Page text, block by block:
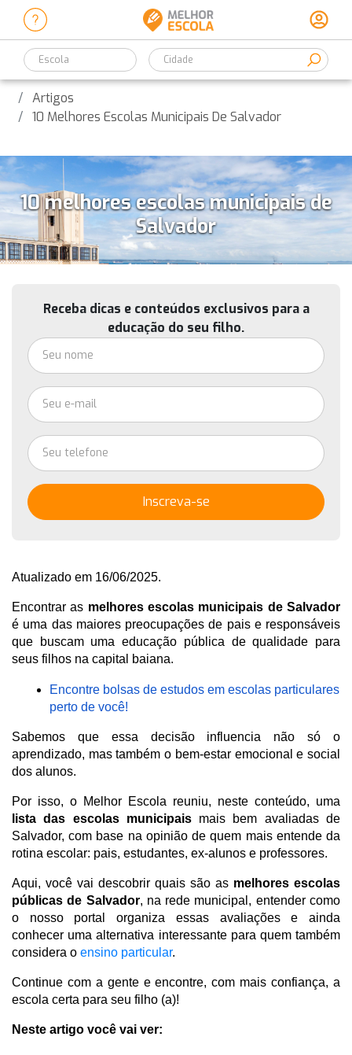
Escola
Artigos
10 Melhores Escolas Municipais De Salvador
10 melhores escolas municipais de
Salvador
Receba dicas e conteúdos exclusivos para a
educação do seu filho.
Inscreva-se
Atualizado em 16/06/2025.
Encontrar as melhores escolas municipais de Salvador
é uma das maiores preocupações de pais e responsáveis
que buscam uma educação pública de qualidade para
seus filhos na capital baiana.
Encontre bolsas de estudos em escolas particulares
perto de você!
Sabemos que essa decisão influencia não só o
aprendizado, mas também o bem-estar emocional e social
dos alunos.
lista das escolas municipais mais bem avaliadas de
Salvador, com base na opinião de quem mais entende da
rotina escolar: pais, estudantes, ex-alunos e professores.
Aqui, você vai descobrir quais são as melhores escolas
públicas de Salvador, na rede municipal, entender como
o nosso portal organiza essas avaliações e ainda
conhecer uma alternativa interessante para quem também
considera o ensino particular.
Continue com a gente e encontre, com mais confiança, a
escola certa para seu filho (a)!
Neste artigo você vai ver: